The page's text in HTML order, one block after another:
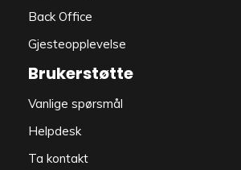
Back Office
Gjesteopplevelse
Brukerstøtte
Vanlige spørsmål
Helpdesk
Ta kontakt